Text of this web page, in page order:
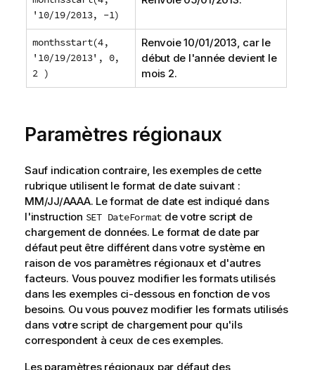
'10/19/2013, -1)
monthsstart(4,
'10/19/2013', 0,
2 )
Renvoie10/01/2013, car le
début de l'année devient le
mois 2.
Paramètres régionaux
Sauf indication contraire, les exemples de cette
rubrique utilisent le format de date suivant :
MM/JJ/AAAA. Le format de date est indiqué dans
l'instruction SET DateFormat de votre script de
chargement de données. Le format de date par
défaut peut être différent dans votre système en
raison de vos paramètres régionaux et d'autres
facteurs. Vous pouvez modifier les formats utilisés
dans les exemples ci-dessous en fonction de vos
besoins. Ou vous pouvez modifier les formats utilisés
dans votre script de chargement pour qu'ils
correspondent à ceux de ces exemples.
Les paramètres régionaux par défaut des